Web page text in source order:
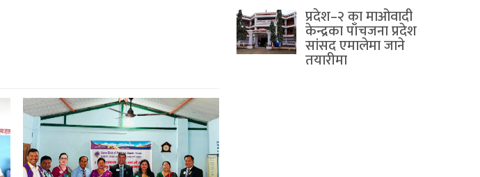
प्रदेश–२ का माओवादी
केन्द्रका पाँचजना प्रदेश
सांसद एमालेमा जाने
तयारीमा